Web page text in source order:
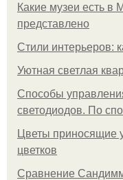
Какие музеи есть в
представлено
Стили интерьеров:
Уютная светлая
Способы
светодиодов. По
Цветы приносящие
цветков
Сравнение